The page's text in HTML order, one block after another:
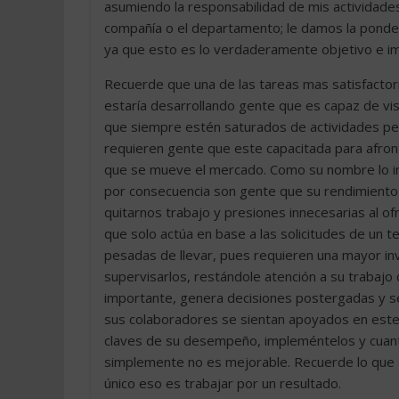
asumiendo la responsabilidad de mis
compañía o el departamento; le damos la
ya que esto es lo verdaderamente objetivo e
Recuerde que una de las tareas mas
estaría desarrollando gente que es capaz de
que siempre estén saturados de actividades
requieren gente que este capacitada para
que se mueve el mercado. Como su nombre
por consecuencia son gente que su
quitarnos trabajo y presiones innecesarias al
que solo actúa en base a las solicitudes de un
pesadas de llevar, pues requieren una mayor
supervisarlos, restándole atención a su
importante, genera decisiones postergadas y
sus colaboradores se sientan apoyados en
claves de su desempeño, impleméntelos y
simplemente no es mejorable. Recuerde lo que
único eso es trabajar por un resultado.